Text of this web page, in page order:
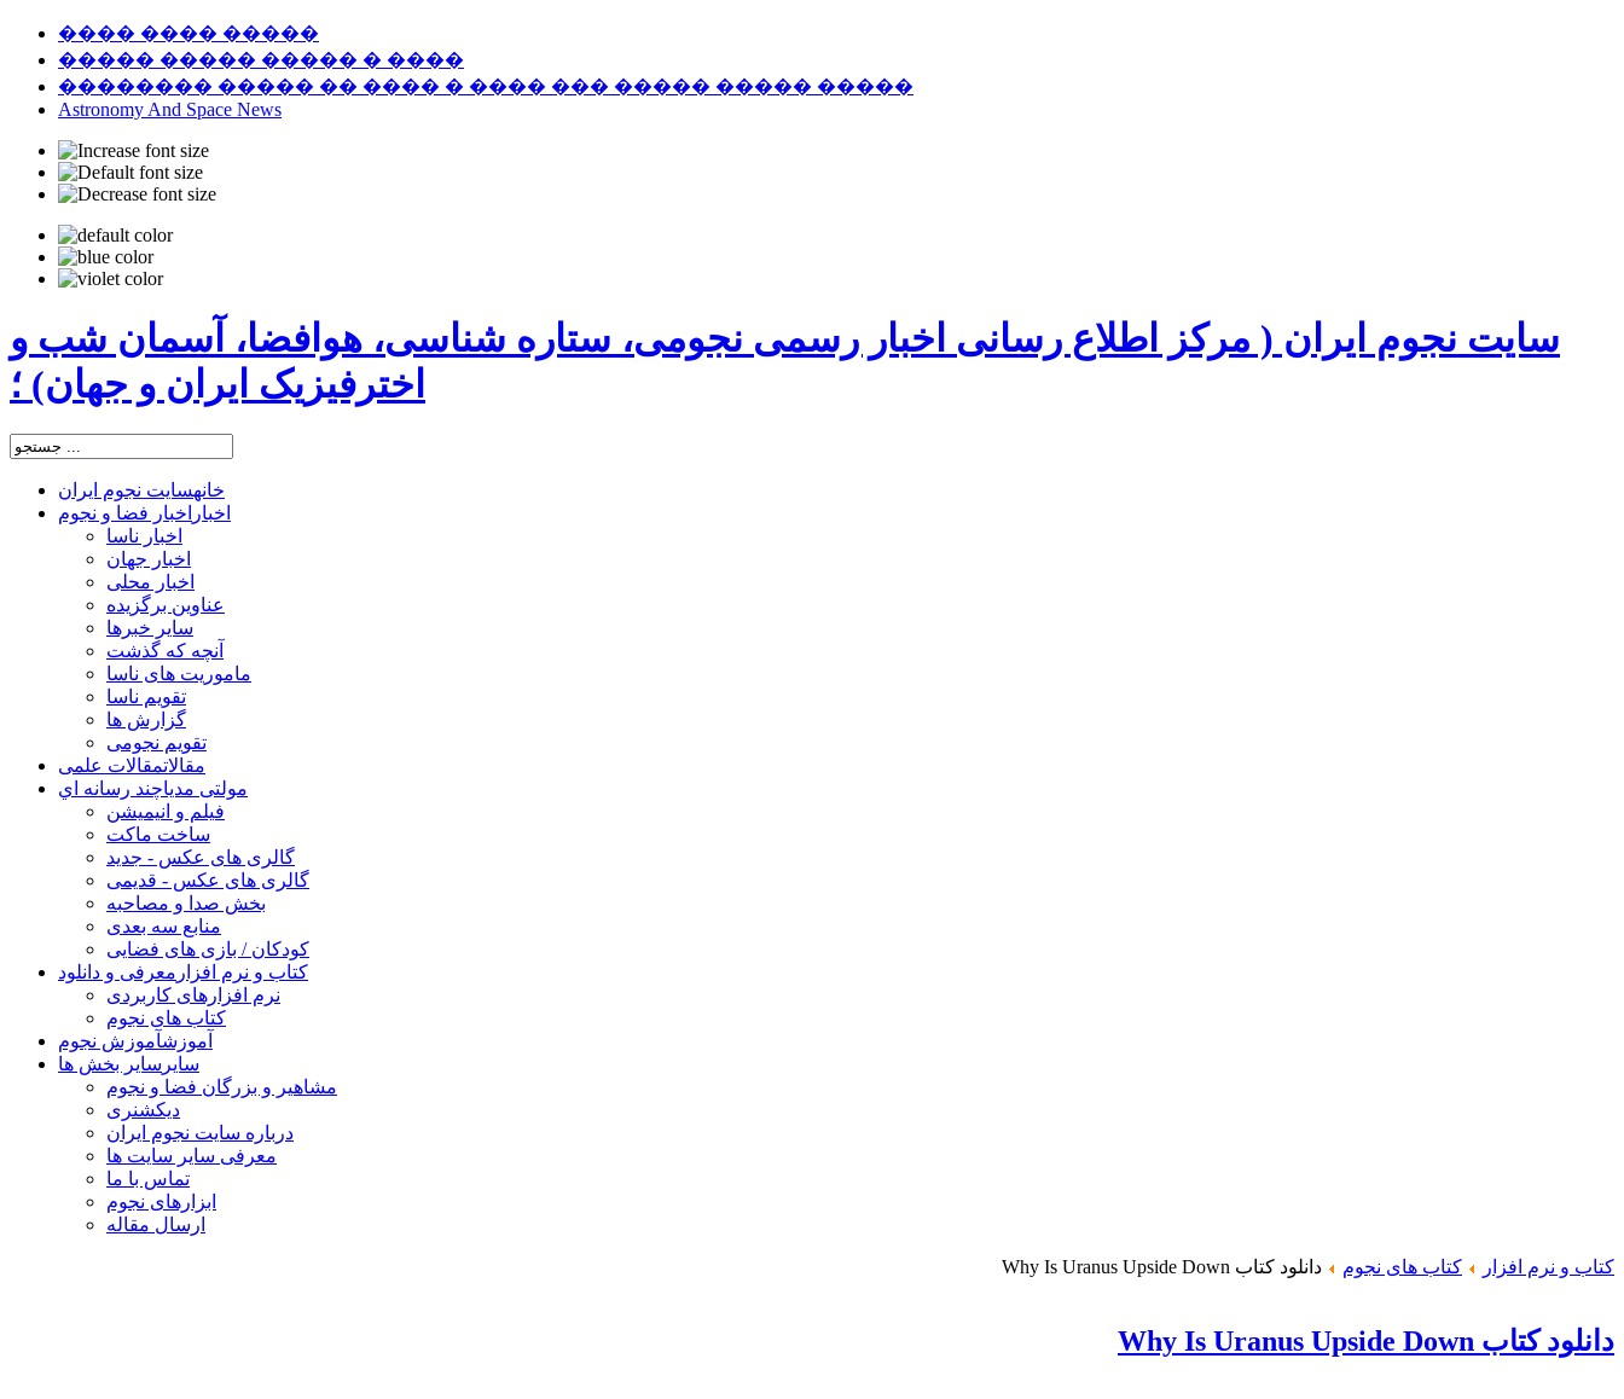
���� ���� �����
����� ����� ����� � ����
�������� ����� �� ���� � ���� ��� ����� ����� �����
Astronomy And Space News
سایت نجوم ایران ( مرکز اطلاع رسانی اخبار رسمی نجومی، ستاره شناسی، هوافضا، آسمان شب و
اخترفیزیک ایران و جهان) ؛
خانهسایت نجوم ایران
اخبار اخبار فضا و نجوم
اخبار ناسا
اخبار جهان
اخبار محلی
عناوین برگزیده
سایر خبرها
آنچه که گذشت
ماموریت های ناسا
تقویم ناسا
گزارش ها
تقویم نجومی
مقالاتمقالات علمی
مولتی مدیاچند رسانه اي
فیلم و انیمیشن
ساخت ماکت
گالری های عکس - جدید
گالری های عکس - قدیمی
بخش صدا و مصاحبه
منابع سه بعدی
کودکان / بازی های فضایی
کتاب و نرم افزار معرفی و دانلود
نرم افزارهای کاربردی
کتاب های نجوم
آموزشآموزش نجوم
سایر سایر بخش ها
مشاهیر و بزرگان فضا و نجوم
دیکشنری
درباره سایت نجوم ایران
معرفی سایر سایت ها
تماس با ما
ابزارهای نجوم
ارسال مقاله
کتاب و نرم افزار کتاب های نجوم دانلود کتاب Why Is Uranus Upside Down
دانلود کتاب Why Is Uranus Upside Down